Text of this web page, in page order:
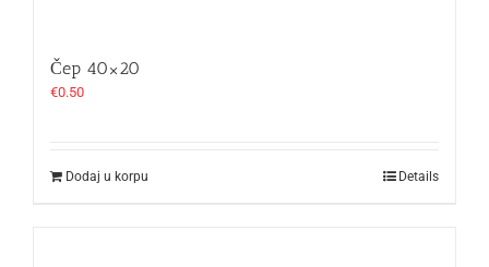
Čep 40×20
€0.50
Dodaj u korpu Details